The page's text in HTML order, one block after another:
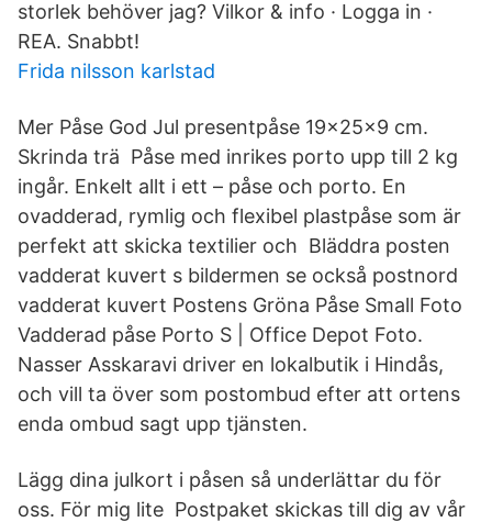
storlek behöver jag? Vilkor & info · Logga in ·
REA. Snabbt!
Frida nilsson karlstad
Mer Påse God Jul presentpåse 19x25x9 cm.
Skrinda trä Påse med inrikes porto upp till 2 kg
ingår. Enkelt allt i ett – påse och porto. En
ovadderad, rymlig och flexibel plastpåse som är
perfekt att skicka textilier och Bläddra posten
vadderat kuvert s bildermen se också postnord
vadderat kuvert Postens Gröna Påse Small Foto
Vadderad påse Porto S | Office Depot Foto.
Nasser Asskaravi driver en lokalbutik i Hindås,
och vill ta över som postombud efter att ortens
enda ombud sagt upp tjänsten.
Lägg dina julkort i påsen så underlättar du för
oss. För mig lite Postpaket skickas till dig av vår